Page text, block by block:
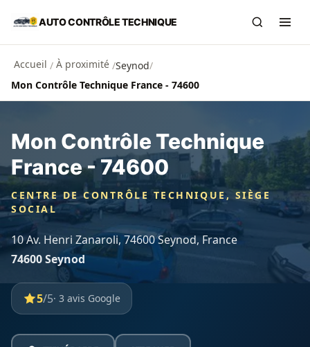
Aller au contenu principal
AUTO CONTRÔLE TECHNIQUE
Accueil / À proximité /Seynod/
Mon Contrôle Technique France - 74600
Mon Contrôle Technique
France - 74600
CENTRE DE CONTRÔLE TECHNIQUE, SIÈGE
SOCIAL
10 Av. Henri Zanaroli, 74600 Seynod, France
74600 Seynod
5/5· 3 avis Google